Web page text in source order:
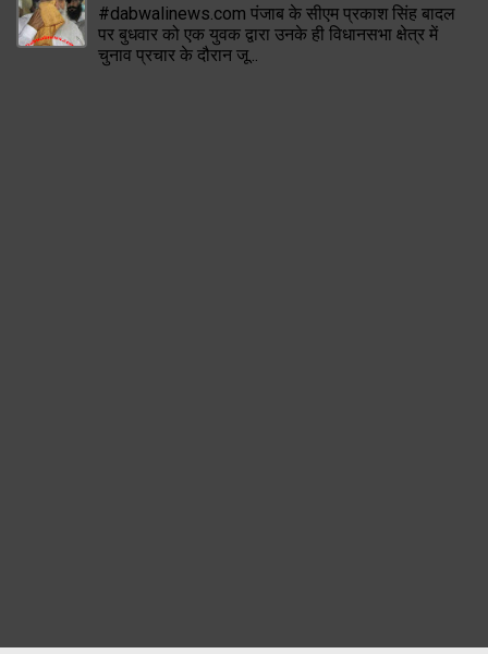
#dabwalinews.com पंजाब के सीएम प्रकाश सिंह बादल
पर बुधवार को एक युवक द्वारा उनके ही विधानसभा क्षेत्र में
चुनाव प्रचार के दौरान जू...